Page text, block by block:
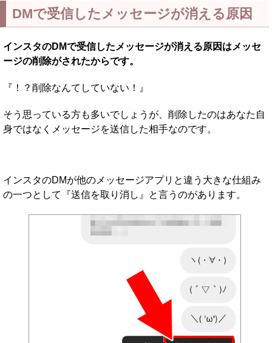
DMで受信したメッセージが消える原因
インスタのDMで受信したメッセージが消える原因はメッセ
ージの削除がされたからです。
『！？削除なんてしていない！』
そう思っている方も多いでしょうが、削除したのはあなた自
身ではなくメッセージを送信した相手なのです。
インスタのDMが他のメッセージアプリと違う大きな仕組み
の一つとして『送信を取り消し』と言うのがあります。